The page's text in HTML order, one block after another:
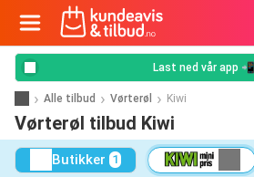
Last ned vår app 📲
Alle tilbud Vørterøl Kiwi
Vørterøl tilbud Kiwi
Butikker 1